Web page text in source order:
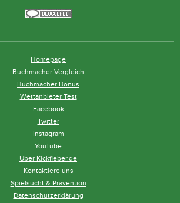
Homepage
Buchmacher Vergleich
Buchmacher Bonus
Wettanbieter Test
Facebook
Twitter
Instagram
YouTube
Über Kickfieber.de
Kontaktiere uns
Spielsucht & Prävention
Datenschutzerklärung